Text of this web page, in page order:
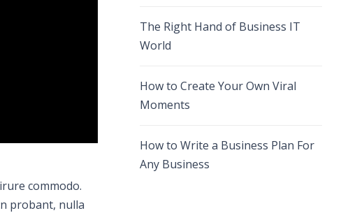
commodo.
probant, nulla
The Right Hand of Business IT
World
How to Create Your Own Viral
Moments
How to Write a Business Plan For
Any Business